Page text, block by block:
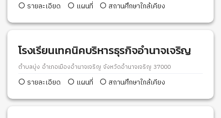
รายละเอียด แผนที่ สถานศึกษาใกล้เคียง
โรงเรียนเทคนิคบริหารธุรกิจอำนาจเจริญ
ตำบลบุ่ง อำเภอเมืองอำนาจเจริญ จังหวัดอำนาจเจริญ 37000
รายละเอียด แผนที่ สถานศึกษาใกล้เคียง